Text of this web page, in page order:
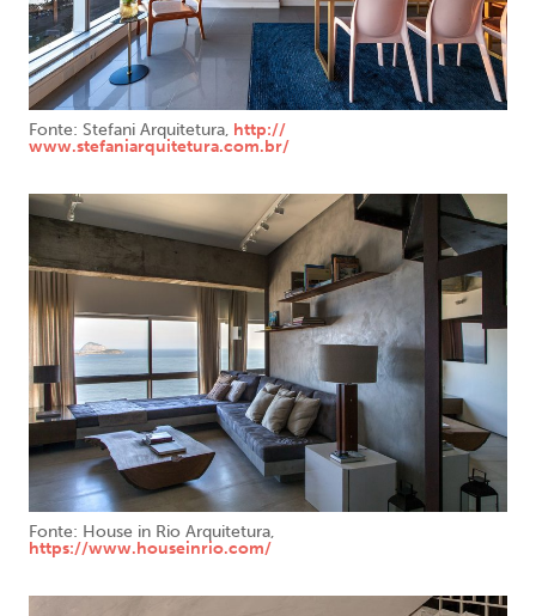
Fonte: Stefani Arquitetura, http://
www.stefaniarquitetura.com.br/
Fonte: House in Rio Arquitetura,
https://www.houseinrio.com/